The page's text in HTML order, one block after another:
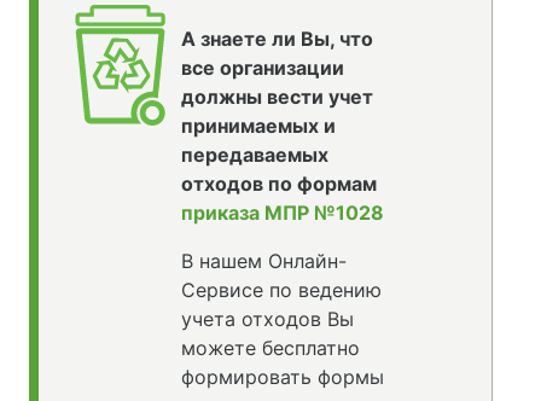
А знаете ли Вы, что
все организации
должны вести учет
принимаемых и
передаваемых
отходов по формам
приказа МПР №1028
В нашем Онлайн-
Сервисе по ведению
учета отходов Вы
можете бесплатно
формировать формы